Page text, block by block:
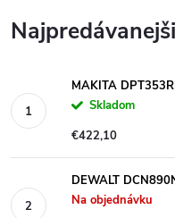
MAKITA
Skladom
€422,10
DEWALT
Na objednávku